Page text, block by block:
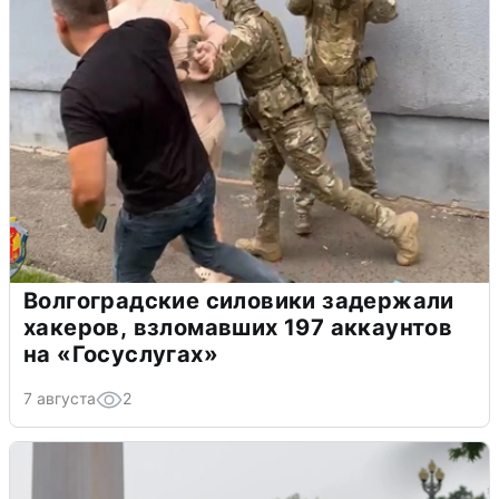
Волгоградские силовики задержали
хакеров, взломавших 197 аккаунтов
на «Госуслугах»
7 августа 2